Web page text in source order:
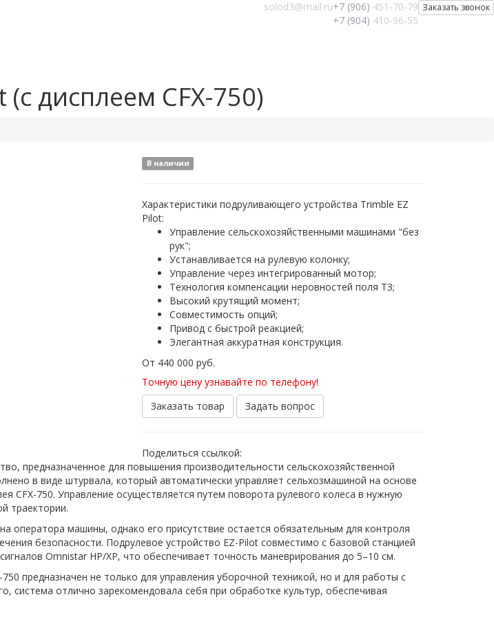
Заказать звонок
+7 (906) 451-70-79
+7 (904) 410-96-55
solod3@mail.ru
дисплеем СFX-750)
В наличии
Характеристики подруливающего устройства Trimble EZ
Pilot:
Управление сельскохозяйственными машинами "без
рук";
Устанавливается на рулевую колонку;
Управление через интегрированный мотор;
Технология компенсации неровностей поля ТЗ;
Высокий крутящий момент;
Совместимость опций;
Привод с быстрой реакцией;
Элегантная аккуратная конструкция.
От 440 000руб.
Точную цену узнавайте по телефону!
Заказать товар
Задать вопрос
Поделиться ссылкой:
предназначенное для повышения производительности сельскохозяйственной
в виде штурвала, который автоматически управляет сельхозмашиной на основе
CFX-750. Управление осуществляется путем поворота рулевого колеса в нужную
траектории.
оператора машины, однако его присутствие остается обязательным для контроля
безопасности. Подрулевое устройство EZ-Pilot совместимо с базовой станцией
Omnistar HP/XP, что обеспечивает точность маневрирования до 5–10 см.
предназначен не только для управления уборочной техникой, но и для работы с
система отлично зарекомендовала себя при обработке культур, обеспечивая